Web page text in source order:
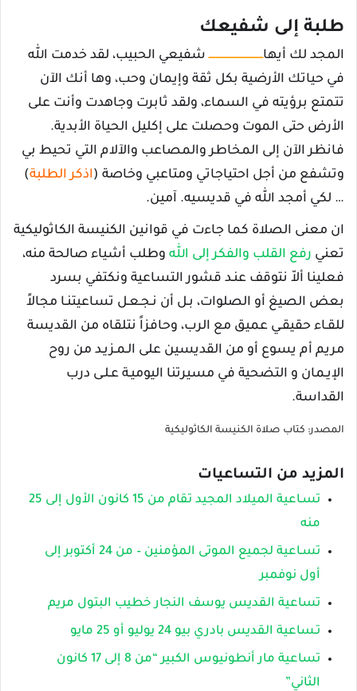
طلبة إلى شفيعك
المجد لك أيهاــــــــــــــــــــــــــــــــــشفيعي الحبيب، لقد خدمت الله
في حياتك الأرضية بكل ثقة وإيمان وحب، وها أنك الآن
تتمتع برؤيته في السماء، ولقد ثابرت وجاهدت وأنت على
الأرض حتى الموت وحصلت على إكليل الحياة الأبدية.
فانظر الآن إلى المخاطر والمصاعب والآلام التي تحيط بي
وتشفع من أجل احتياجاتي ومتاعبي وخاصة (اذكر الطلبة)
… لكي أمجد الله في قديسيه. آمين.
ان معنى الصلاة كما جاءت في قوانين الكنيسة الكاثوليكية
تعني رفع القلب والفكر إلى الل ه وطلب أشياء صالحة منه،
فعلينا ألاّ نتوقف عنـد قشور التساعية ونكتفي بسرد
بعض الصيغ أو الصلوات، بـل أن نـجـعـل تساعيتنـا مجالاً
للقـاء حقيقـي عميق مع الرب، وحافزاً نتلقاه من القديسة
مريم أم يسوع أو من القديسين على الـمـزيـد من روح
الإيـمان و التضحية في مسيرتنا اليوميـة عـلـى درب
القداسة.
المصدر: كتاب صلاة الكنيسة الكاثوليكية
المزيد من التساعيات
تسـاعية الميلاد المجيد تقام من 15 كانون الأول إلى 25
منه
تسـاعية لجميع الموتى المؤمنين – من 24 أكتوبر إلى
أول نوفمبر
تساعية القديس يوسف النجار خطيب البتول مريم
تـساعية القديس بادري بيو 24 يوليو أو 25 مايو
تساعية مار أنطونيوس الكبير “من 8 إلى 17 كانون
الثاني”